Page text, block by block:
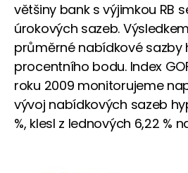
většiny bank s výjimkou RB
úrokových sazeb.
průměrné nabídkové sazby
procentního bodu. Index
roku 2009 monitorujeme
vývoj nabídkových sazeb
%, klesl z lednových 6,22 %